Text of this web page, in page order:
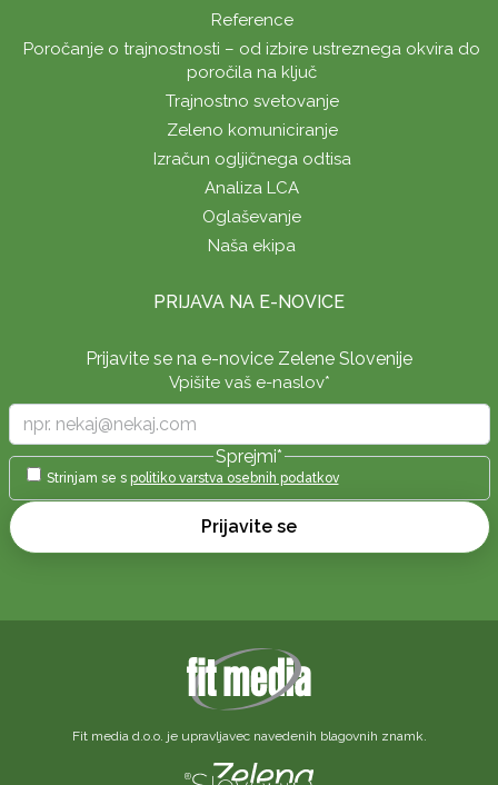
Reference
Poročanje o trajnostnosti – od izbire ustreznega okvira do
poročila na ključ
Trajnostno svetovanje
Zeleno komuniciranje
Izračun ogljičnega odtisa
Analiza LCA
Oglaševanje
Naša ekipa
PRIJAVA NA E-NOVICE
Prijavite se na e-novice Zelene Slovenije
Vpišite vaš e-naslov*
Sprejmi*
Strinjam se s politiko varstva osebnih podatkov
Prijavite se
Fit media d.o.o. je upravljavec navedenih blagovnih znamk.